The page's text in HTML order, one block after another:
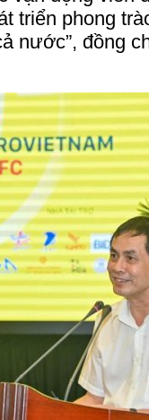
triển phong
nước”, đồng